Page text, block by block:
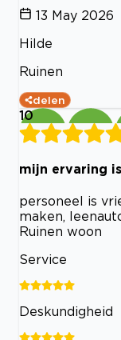
13 May 2026
Hilde
Ruinen
delen
10
mijn ervaring
personeel is
maken,
Ruinen woon
Service
Deskundigheid